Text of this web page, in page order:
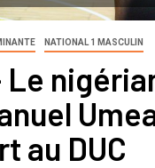
NATIONAL 1 MASCULIN
Le
au DUC